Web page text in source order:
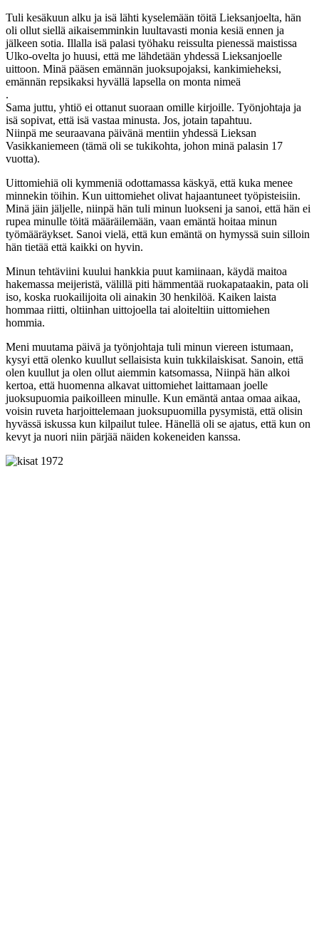
Tuli kesäkuun alku ja isä lähti kyselemään töitä Lieksanjoelta, hän
oli ollut siellä aikaisemminkin luultavasti monia kesiä ennen ja
jälkeen sotia. Illalla isä palasi työhaku reissulta pienessä maistissa
Ulko-ovelta jo huusi, että me lähdetään yhdessä Lieksanjoelle
uittoon. Minä pääsen emännän juoksupojaksi, kankimieheksi,
emännän repsikaksi hyvällä lapsella on monta nimeä
.
Sama juttu, yhtiö ei ottanut suoraan omille kirjoille. Työnjohtaja ja
isä sopivat, että isä vastaa minusta. Jos, jotain tapahtuu.
Niinpä me seuraavana päivänä mentiin yhdessä Lieksan
Vasikkaniemeen (tämä oli se tukikohta, johon minä palasin 17
vuotta).
Uittomiehiä oli kymmeniä odottamassa käskyä, että kuka menee
minnekin töihin. Kun uittomiehet olivat hajaantuneet työpisteisiin.
Minä jäin jäljelle, niinpä hän tuli minun luokseni ja sanoi, että hän ei
rupea minulle töitä määräilemään, vaan emäntä hoitaa minun
työmääräykset. Sanoi vielä, että kun emäntä on hymyssä suin silloin
hän tietää että kaikki on hyvin.
Minun tehtäviini kuului hankkia puut kamiinaan, käydä maitoa
hakemassa meijeristä, välillä piti hämmentää ruokapataakin, pata oli
iso, koska ruokailijoita oli ainakin 30 henkilöä. Kaiken laista
hommaa riitti, oltiinhan uittojoella tai aloiteltiin uittomiehen
hommia.
Meni muutama päivä ja työnjohtaja tuli minun viereen istumaan,
kysyi että olenko kuullut sellaisista kuin tukkilaiskisat. Sanoin, että
olen kuullut ja olen ollut aiemmin katsomassa, Niinpä hän alkoi
kertoa, että huomenna alkavat uittomiehet laittamaan joelle
juoksupuomia paikoilleen minulle. Kun emäntä antaa omaa aikaa,
voisin ruveta harjoittelemaan juoksupuomilla pysymistä, että olisin
hyvässä iskussa kun kilpailut tulee. Hänellä oli se ajatus, että kun on
kevyt ja nuori niin pärjää näiden kokeneiden kanssa.